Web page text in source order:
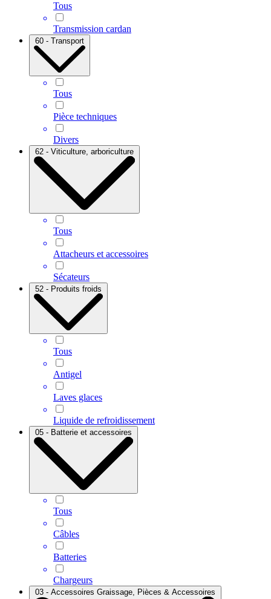
Tous
Transmission cardan
60 - Transport
Tous
Pièce techniques
Divers
62 - Viticulture, arboriculture
Tous
Attacheurs et accessoires
Sécateurs
52 - Produits froids
Tous
Antigel
Laves glaces
Liquide de refroidissement
05 - Batterie et accessoires
Tous
Câbles
Batteries
Chargeurs
03 - Accessoires Graissage, Pièces & Accessoires